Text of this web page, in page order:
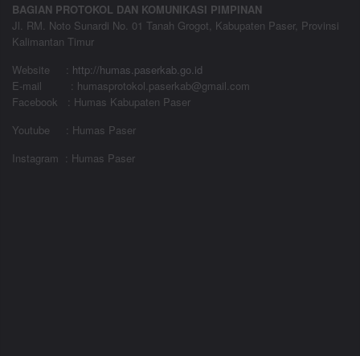
BAGIAN PROTOKOL DAN KOMUNIKASI PIMPINAN
Jl. RM. Noto Sunardi No. 01 Tanah Grogot, Kabupaten Paser, Provinsi
Kalimantan Timur
Website
: http://humas.paserkab.go.id
E-mail : humasprotokol.paserkab@gmail.com
Facebook : Humas Kabupaten Paser
Youtube : Humas Paser
Instagram : Humas Paser